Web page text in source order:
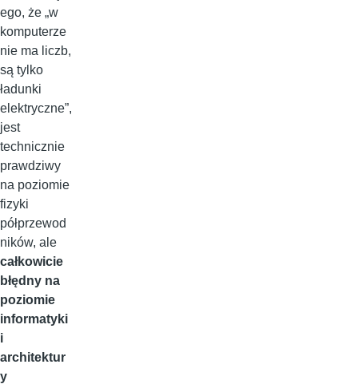
ego, że „w
komputerze
nie ma liczb,
są tylko
ładunki
elektryczne”,
jest
technicznie
prawdziwy
na poziomie
fizyki
półprzewod
ników, ale
całkowicie
błędny na
poziomie
informatyki
i
architektur
y